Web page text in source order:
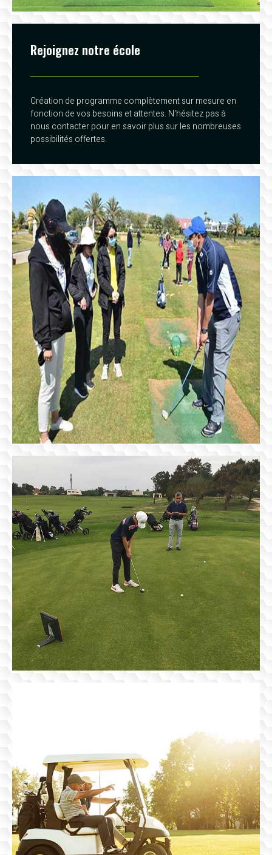
Rejoignez notre école
Création de programme complètement sur mesure en
fonction de vos besoins et attentes. N'hésitez pas à
nous contacter pour en savoir plus sur les nombreuses
possibilités offertes.